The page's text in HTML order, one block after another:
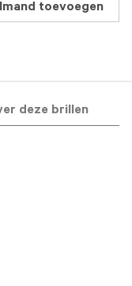
toevoegen
deze brillen